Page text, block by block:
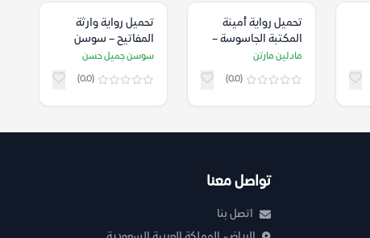
تحميل رواية أمينة
المكتبة الجاسوسة –
مادلين مارتن
مادلين مارتن
(0.0)
تحميل رواية وارثة
المفاتيح – سوسن
جميل حسن
سوسن جميل حسن
(0.0)
تواصل معنا
اتصل بنا